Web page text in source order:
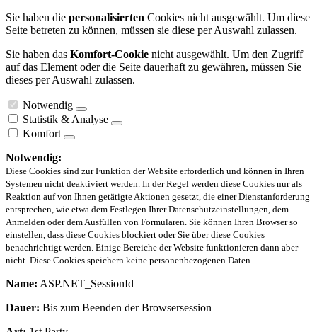
Sie haben die personalisierten Cookies nicht ausgewählt. Um diese
Seite betreten zu können, müssen sie diese per Auswahl zulassen.
Sie haben das Komfort-Cookie nicht ausgewählt. Um den Zugriff
auf das Element oder die Seite dauerhaft zu gewähren, müssen Sie
dieses per Auswahl zulassen.
Notwendig
Statistik & Analyse
Komfort
Notwendig:
Diese Cookies sind zur Funktion der Website erforderlich und können in Ihren
Systemen nicht deaktiviert werden. In der Regel werden diese Cookies nur als
Reaktion auf von Ihnen getätigte Aktionen gesetzt, die einer Dienstanforderung
entsprechen, wie etwa dem Festlegen Ihrer Datenschutzeinstellungen, dem
Anmelden oder dem Ausfüllen von Formularen. Sie können Ihren Browser so
einstellen, dass diese Cookies blockiert oder Sie über diese Cookies
benachrichtigt werden. Einige Bereiche der Website funktionieren dann aber
nicht. Diese Cookies speichern keine personenbezogenen Daten.
Name: ASP.NET_SessionId
Dauer: Bis zum Beenden der Browsersession